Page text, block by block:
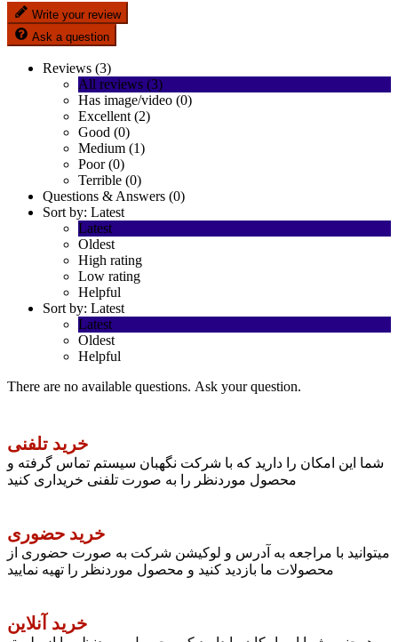
Write your review
Ask a question
Reviews (3)
All reviews (3)
Has image/video (0)
Excellent (2)
Good (0)
Medium (1)
Poor (0)
Terrible (0)
Questions & Answers (0)
Sort by: Latest
Latest
Oldest
High rating
Low rating
Helpful
Sort by: Latest
Latest
Oldest
Helpful
There are no available questions. Ask your question.
خرید تلفنی
شما این امکان را دارید که با شرکت نگهبان سیستم تماس گرفته و
محصول موردنظر را به صورت تلفنی خریداری کنید
خرید حضوری
میتوانید با مراجعه به آدرس و لوکیشن شرکت به صورت حضوری از
محصولات ما بازدید کنید و محصول موردنظر را تهیه نمایید
خرید آنلاین